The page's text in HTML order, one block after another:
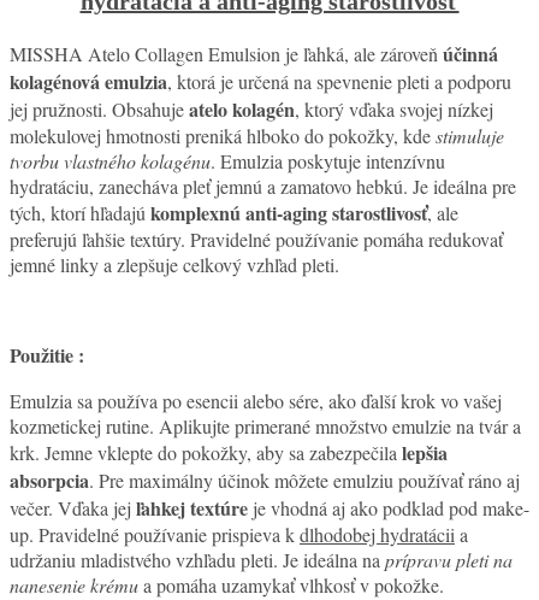
MISSHA Atelo Collagen Emulsion je ľahká, ale zároveňúčinná
kolagénová emulzia, ktorá je určená na spevnenie pleti a podporu
jej pružnosti. Obsahujeatelo kolagén, ktorý vďaka svojej nízkej
molekulovej hmotnosti preniká hlboko do pokožky, kdestimuluje
tvorbu vlastného kolagénu. Emulzia poskytuje intenzívnu
hydratáciu, zanecháva pleť jemnú a zamatovo hebkú. Je ideálna pre
tých, ktorí hľadajúkomplexnú anti-aging starostlivosť, ale
preferujú ľahšie textúry. Pravidelné používanie pomáha redukovať
jemné linky a zlepšuje celkový vzhľad pleti.
Použitie :
Emulzia sa používa po esencii alebo sére, ako ďalší krok vo vašej
kozmetickej rutine. Aplikujte primerané množstvo emulzie na tvár a
krk. Jemne vklepte do pokožky, aby sa zabezpečilalepšia
absorpcia. Pre maximálny účinok môžete emulziu používať ráno aj
večer. Vďaka jej ľahkej textúre je vhodná aj ako podklad pod make-
up. Pravidelné používanie prispieva kdlhodobej hydratáciia
udržaniu mladistvého vzhľadu pleti. Je ideálna naprípravu pleti na
nanesenie krémua pomáha uzamykať vlhkosť v pokožke.